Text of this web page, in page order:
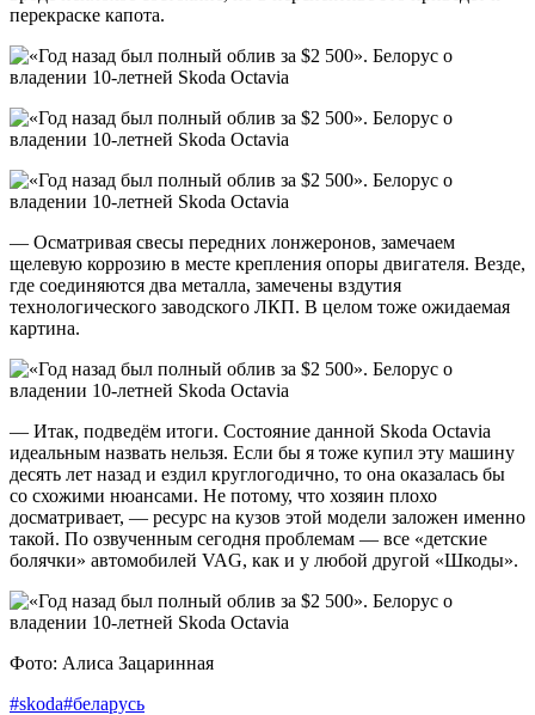
перекраске капота.
— Осматривая свесы передних лонжеронов, замечаем
щелевую коррозию в месте крепления опоры двигателя. Везде,
где соединяются два металла, замечены вздутия
технологического заводского ЛКП. В целом тоже ожидаемая
картина.
— Итак, подведём итоги. Состояние данной Skoda Octavia
идеальным назвать нельзя. Если бы я тоже купил эту машину
десять лет назад и ездил круглогодично, то она оказалась бы
со схожими нюансами. Не потому, что хозяин плохо
досматривает, — ресурс на кузов этой модели заложен именно
такой. По озвученным сегодня проблемам — все «детские
болячки» автомобилей VAG, как и у любой другой «Шкоды».
Фото: Алиса Зацаринная
#skoda#беларусь